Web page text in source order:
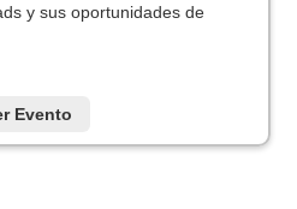
y sus oportunidades de
Evento